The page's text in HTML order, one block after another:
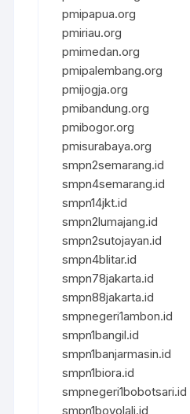
pmipapua.org
pmiriau.org
pmimedan.org
pmipalembang.org
pmijogja.org
pmibandung.org
pmibogor.org
pmisurabaya.org
smpn2semarang.id
smpn4semarang.id
smpn14jkt.id
smpn2lumajang.id
smpn2sutojayan.id
smpn4blitar.id
smpn78jakarta.id
smpn88jakarta.id
smpnegeri1ambon.id
smpn1bangil.id
smpn1banjarmasin.id
smpn1biora.id
smpnegeri1bobotsari.id
smpn1boyolali.id